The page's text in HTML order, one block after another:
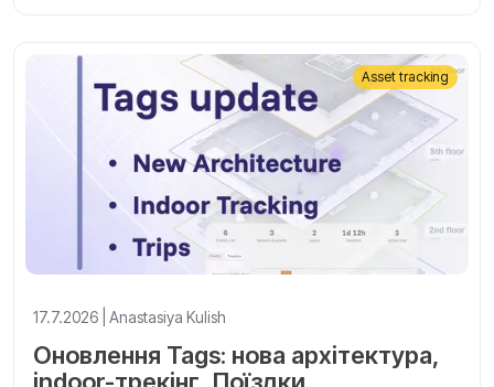
17.7.2026 | Anastasiya Kulish
Оновлення Tags: нова архітектура,
indoor-трекінг, Поїздки
Asset tracking